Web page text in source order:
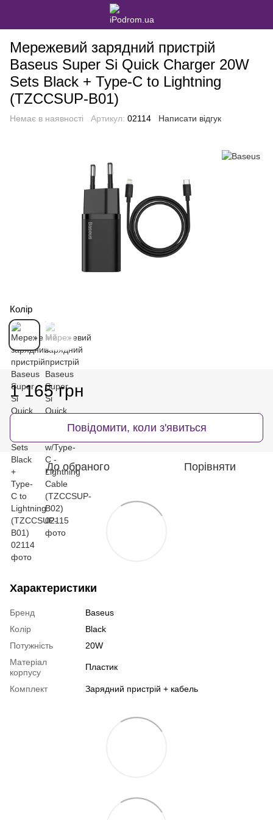
Мережевий зарядний пристрій
Baseus Super Si Quick Charger 20W
Sets Black + Type-C to Lightning
(TZCCSUP-B01)
Немає в наявності Артикул: 02114 Написати відгук
Колір
1 165 грн
Повідомити, коли з'явиться
До обраного Порівняти
Характеристики
Бренд
Baseus
Колір
Black
Потужність
20W
Матеріал
корпусу
Пластик
Комплект Зарядний пристрій + кабель